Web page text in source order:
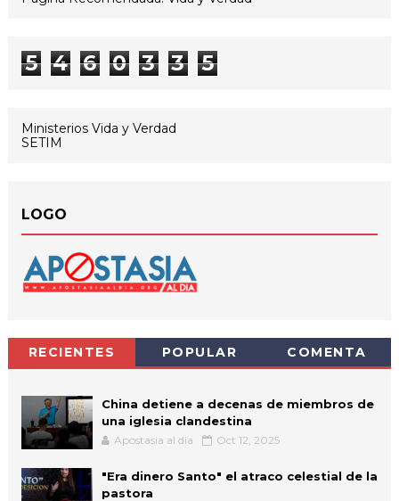
5 4 6 0 3 3 5
Ministerios Vida y Verdad
SETIM
LOGO
RECIENTES POPULAR COMENTA
China detiene a decenas de miembros de
una iglesia clandestina
Apostasia al dia Oct 12, 2025
"Era dinero Santo" el atraco celestial de la
pastora